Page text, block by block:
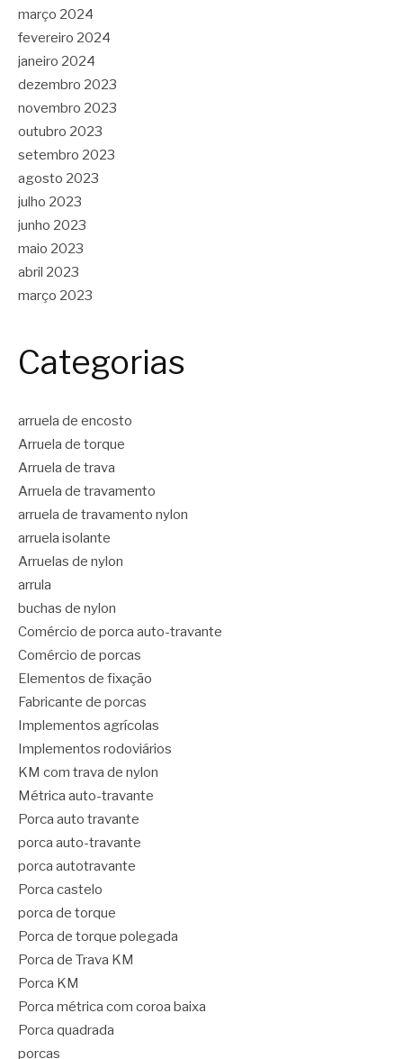
março 2024
fevereiro 2024
janeiro 2024
dezembro 2023
novembro 2023
outubro 2023
setembro 2023
agosto 2023
julho 2023
junho 2023
maio 2023
abril 2023
março 2023
Categorias
arruela de encosto
Arruela de torque
Arruela de trava
Arruela de travamento
arruela de travamento nylon
arruela isolante
Arruelas de nylon
arrula
buchas de nylon
Comércio de porca auto-travante
Comércio de porcas
Elementos de fixação
Fabricante de porcas
Implementos agrícolas
Implementos rodoviários
KM com trava de nylon
Métrica auto-travante
Porca auto travante
porca auto-travante
porca autotravante
Porca castelo
porca de torque
Porca de torque polegada
Porca de Trava KM
Porca KM
Porca métrica com coroa baixa
Porca quadrada
porcas